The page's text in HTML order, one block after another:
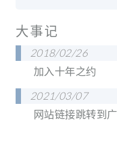
大事记
2018/02/26
加入十年之约
2021/03/07
网站链接跳转到